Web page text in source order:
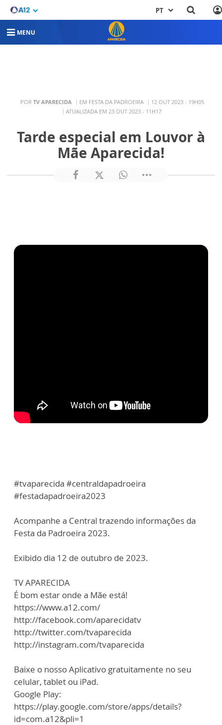
PT
MENU
POR TV APARECIDA EM FESTA DA PADROEIRA
12 OUT 2023 - 19H05
ATUALIZADA EM 23 OUT 2023 - 11H17
Tarde especial em Louvor à
Mãe Aparecida!
#tvaparecida #centraldapadroeira
#festadapadroeira2023
Acompanhe a Central trazendo informações da
Festa da Padroeira 2023.
Exibido dia 12 de outubro de 2023.
TV APARECIDA
É bom estar onde a Mãe está!
https://www.a12.com/
http://facebook.com/aparecidatv
http://twitter.com/tvaparecida
http://instagram.com/tvaparecida
Baixe o nosso Aplicativo gratuitamente no seu
celular, tablet ou iPad.
Google Play:
https://play.google.com/store/apps/details?
id=com.a12&pli=1